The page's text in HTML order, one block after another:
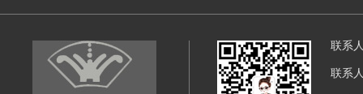
联系
联系